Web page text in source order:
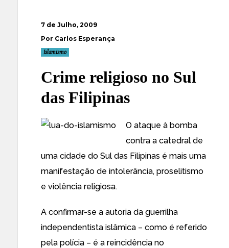
7 de Julho, 2009
Por Carlos Esperança
Islamismo
Crime religioso no Sul
das Filipinas
O ataque à bomba
contra a catedral de
uma cidade do Sul das Filipinas é mais uma
manifestação de intolerância, proselitismo
e violência religiosa.
A confirmar-se a autoria da guerrilha
independentista islâmica – como é referido
pela polícia – é a reincidência no